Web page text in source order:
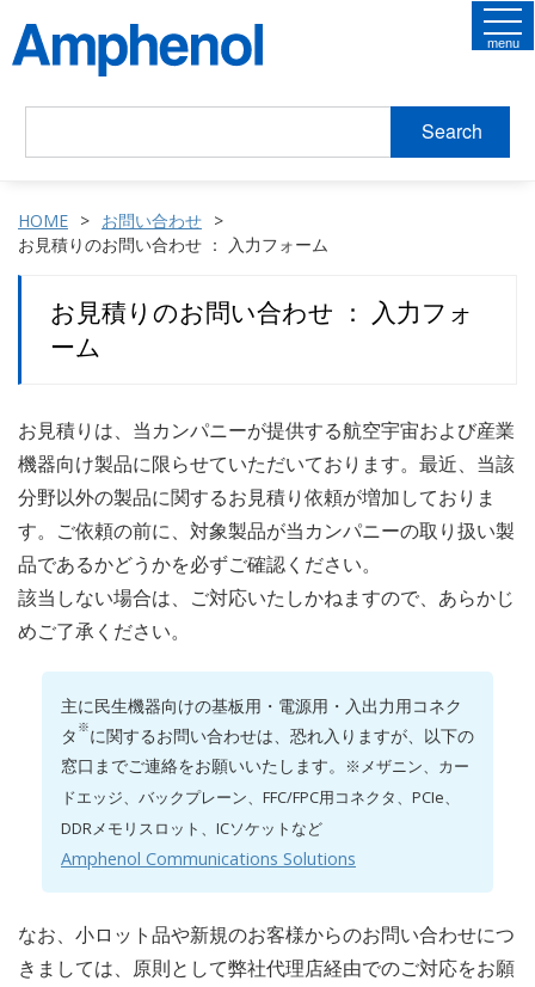
Search
menu
HOME
お問い合わせ
お見積りのお問い合わせ ： 入力フォーム
お見積りのお問い合わせ ： 入力フォ
ーム
お見積りは、当カンパニーが提供する航空宇宙および産業
機器向け製品に限らせていただいております。最近、当該
分野以外の製品に関するお見積り依頼が増加しておりま
す。ご依頼の前に、対象製品が当カンパニーの取り扱い製
品であるかどうかを必ずご確認ください。
該当しない場合は、ご対応いたしかねますので、あらかじ
めご了承ください。
主に民生機器向けの基板用・電源用・入出力用コネク
タ ※に関するお問い合わせは、恐れ入りますが、以下の
窓口までご連絡をお願いいたします。
※メザニン、カー
ドエッジ、バックプレーン、FFC/FPC用コネクタ、PCIe、
DDRメモリスロット、ICソケットなど
Amphenol Communications Solutions
なお、小ロット品や新規のお客様からのお問い合わせにつ
きましては、原則として弊社代理店経由でのご対応をお願